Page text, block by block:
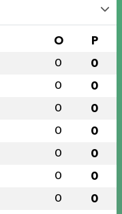
O P
0 0
0 0
0 0
0 0
0 0
0 0
0 0